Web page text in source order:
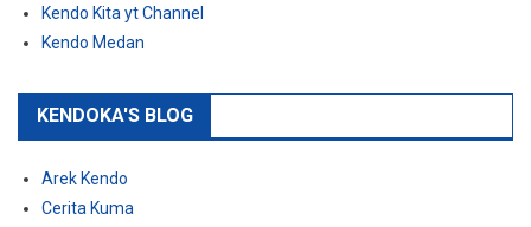
Kendo Kita yt Channel
Kendo Medan
KENDOKA'S BLOG
Arek Kendo
Cerita Kuma